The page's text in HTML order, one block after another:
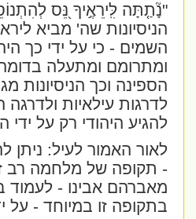
"נָ֘תַ֤תָּה לִּֽירֵאֶ֣יךָ נֵּ֭ס
הניסיונות שה' מביא
השמים - כי על ידי כך
ומתרומם ומתעלה בדומה
הספינה וכך הניסיונות
לדרגות עילאיות ולדרגה
להגיע היהודי רק על ידי
לאור האמור לעיל: ניתן
- תקופה של מלחמה רב
מאברהם אבינו - לעמוד
בתקופה זו במיוחד - על